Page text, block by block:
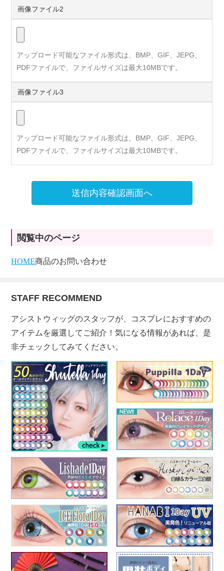
画像ファイル2
アップロード可能なファイル形式は、BMP、GIF、JEPG、
PDFファイルで、ファイルサイズは最大10MBです。
画像ファイル3
アップロード可能なファイル形式は、BMP、GIF、JEPG、
PDFファイルで、ファイルサイズは最大10MBです。
送信内容確認画面へ
閲覧中のページ
HOME商品のお問い合わせ
STAFF RECOMMEND
アシストウィッグのスタッフが、コスプレにおすすめの
アイテムを厳選してご紹介！気になる情報があれば、是
非チェックしてみてください。